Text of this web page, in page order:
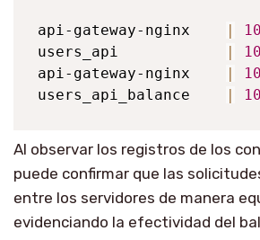
api-gateway-nginx |
users_api
|
api-gateway-nginx
|
users_api_balance
|
Al observar los registros de los
puede confirmar que las
entre los servidores de manera
evidenciando la efectividad del